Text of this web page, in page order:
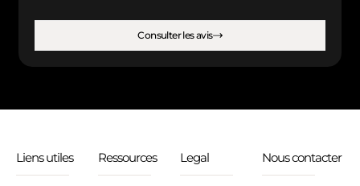
Consulter les avis
Liens utiles Ressources Legal Nous contacter